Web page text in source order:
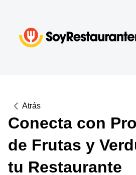
Atrás
Conecta con
de Frutas y
tu Restaurante